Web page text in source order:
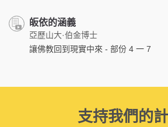
皈依的涵義
亞歷山大·伯金博士
讓佛教回到現實中來 - 部份 4 一 7
支持我們的